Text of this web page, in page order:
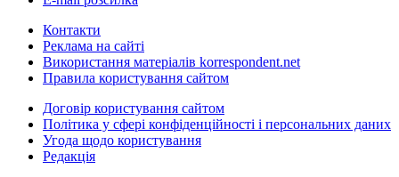
Контакти
Реклама на сайті
Використання матеріалів korrespondent.net
Правила користування сайтом
Договір користування сайтом
Політика у сфері конфіденційності і персональних даних
Угода щодо користування
Редакція